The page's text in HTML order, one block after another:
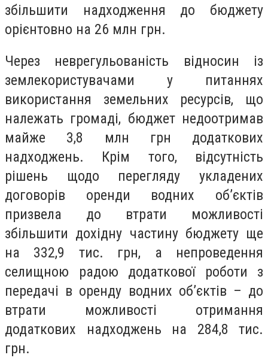
збільшити надходження до бюджету
орієнтовно на 26 млн грн.
Через неврегульованість відносин із
землекористувачами у питаннях
використання земельних ресурсів, що
належать громаді, бюджет недоотримав
майже 3,8 млн грн додаткових
надходжень. Крім того, відсутність
рішень щодо перегляду укладених
договорів оренди водних об’єктів
призвела до втрати можливості
збільшити дохідну частину бюджету ще
на 332,9 тис. грн, а непроведення
селищною радою додаткової роботи з
передачі в оренду водних об’єктів – до
втрати можливості отримання
додаткових надходжень на 284,8 тис.
грн.